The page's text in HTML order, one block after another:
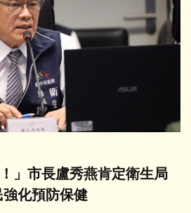
」市長盧秀燕肯定衛生局
化預防保健